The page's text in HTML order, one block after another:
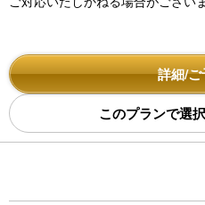
詳細/
このプランで選